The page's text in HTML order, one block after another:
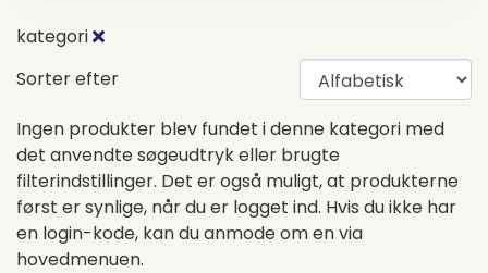
kategori
Sorter efter
Ingen produkter blev fundet i denne kategori med
det anvendte søgeudtryk eller brugte
filterindstillinger. Det er også muligt, at produkterne
først er synlige, når du er logget ind. Hvis du ikke har
en login-kode, kan du anmode om en via
hovedmenuen.